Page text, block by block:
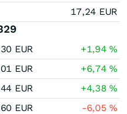
17,24 EUR
EUR +1,94%
EUR +6,74%
EUR +4,38%
EUR -6,05%